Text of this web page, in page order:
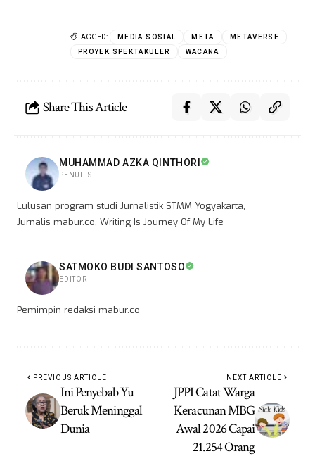
TAGGED: MEDIA SOSIAL META
METAVERSE
PROYEK SPEKTAKULER
WACANA
Share This Article
MUHAMMAD AZKA QINTHORI
PENULIS
Lulusan program studi Jurnalistik STMM Yogyakarta,
Jurnalis mabur.co, Writing Is Journey Of My Life
SATMOKO BUDI SANTOSO
EDITOR
Pemimpin redaksi mabur.co
PREVIOUS ARTICLE
Ini Penyebab Yu
Beruk Meninggal
Dunia
NEXT ARTICLE
JPPI Catat Warga
Keracunan MBG
Awal 2026 Capai
21.254 Orang